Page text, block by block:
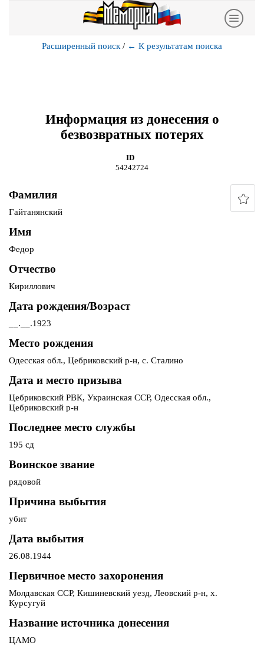
Расширенный поиск / ← К результатам поиска
Информация из донесения о
безвозвратных потерях
ID
54242724
Фамилия
Гайтанянский
Имя
Федор
Отчество
Кириллович
Дата рождения/Возраст
__.__.1923
Место рождения
Одесская обл., Цебриковский р-н, с. Сталино
Дата и место призыва
Цебриковский РВК, Украинская ССР, Одесская обл.,
Цебриковский р-н
Последнее место службы
195 сд
Воинское звание
рядовой
Причина выбытия
убит
Дата выбытия
26.08.1944
Первичное место захоронения
Молдавская ССР, Кишиневский уезд, Леовский р-н, х.
Курсугуй
Название источника донесения
ЦАМО